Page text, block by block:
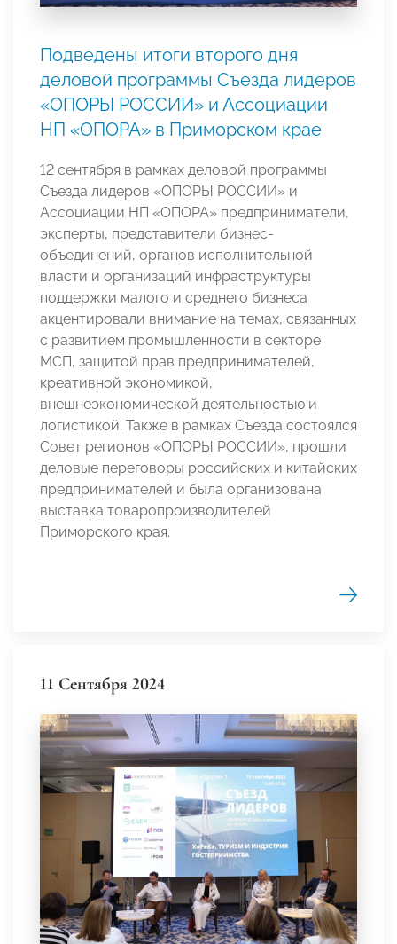
Подведены итоги второго дня
деловой программы Съезда лидеров
«ОПОРЫ РОССИИ» и Ассоциации
НП «ОПОРА» в Приморском крае
12 сентября в рамках деловой программы
Съезда лидеров «ОПОРЫ РОССИИ» и
Ассоциации НП «ОПОРА» предприниматели,
эксперты, представители бизнес-
объединений, органов исполнительной
власти и организаций инфраструктуры
поддержки малого и среднего бизнеса
акцентировали внимание на темах, связанных
с развитием промышленности в секторе
МСП, защитой прав предпринимателей,
креативной экономикой,
внешнеэкономической деятельностью и
логистикой. Также в рамках Съезда состоялся
Совет регионов «ОПОРЫ РОССИИ», прошли
деловые переговоры российских и китайских
предпринимателей и была организована
выставка товаропроизводителей
Приморского края.
11 Сентября 2024